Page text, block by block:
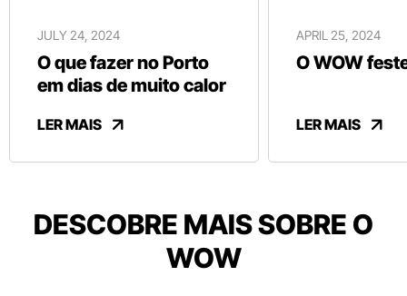
JULY 24, 2024
O que fazer no Porto
em dias de muito calor
LER MAIS
APRIL 25, 2024
O WOW
LER MAIS
DESCOBRE MAIS SOBRE O
WOW